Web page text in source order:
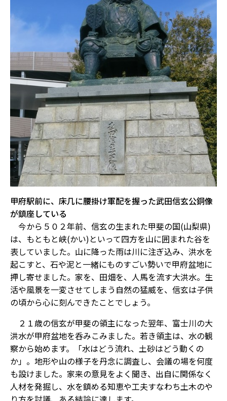
甲府駅前に、床几に腰掛け軍配を握った武田信玄公銅像
が鎮座している
今から５０２年前、信玄の生まれた甲斐の国(山梨県)
は、もともと峡(かい)といって四方を山に囲まれた谷を
表していました。山に降った雨は川に注ぎ込み、洪水を
起こすと、石や泥と一緒にものすごい勢いで甲府盆地に
押し寄せました。家を、田畑を、人馬を流す大洪水。生
活や風景を一変させてしまう自然の猛威を、信玄は子供
の頃から心に刻んできたことでしょう。
２１歳の信玄が甲斐の領主になった翌年、富士川の大
洪水が甲府盆地を呑みこみました。若き領主は、水の観
察から始めます。「水はどう流れ、土砂はどう動くの
か」。地形や山の様子を丹念に調査し、会議の場を何度
も設けました。家来の意見をよく聞き、出自に関係なく
人材を発掘し、水を鎮める知恵や工夫すなわち土木のや